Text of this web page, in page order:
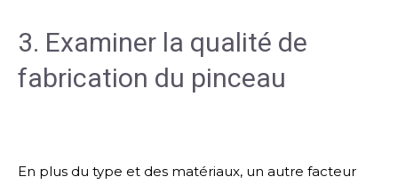
3. Examiner la qualité de
fabrication du pinceau
En plus du type et des matériaux, un autre facteur